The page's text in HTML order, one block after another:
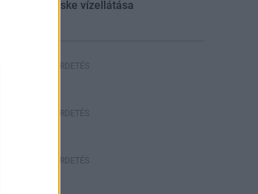
múlt Bicske vízellátása
HIRDETÉS
HIRDETÉS
HIRDETÉS